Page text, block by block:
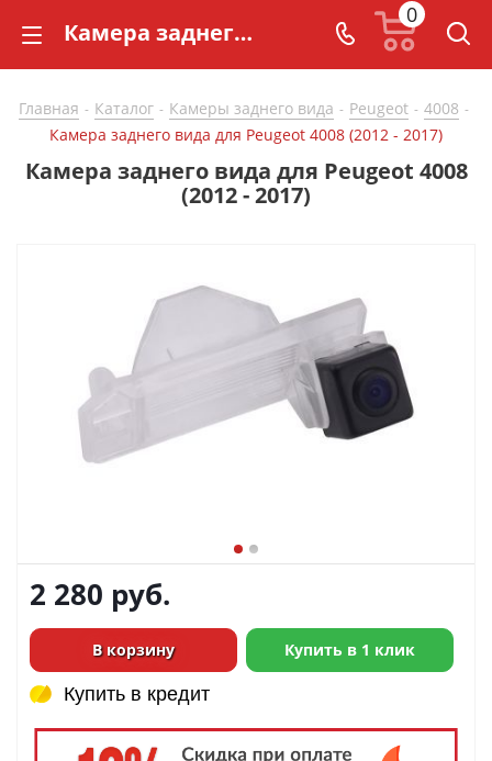
Камера заднего вида для Peugeot 4008 (2012 - 2017) - купить в СarBaza
0
Главная - Каталог - Камеры заднего вида - Peugeot - 4008 -
Камера заднего вида для Peugeot 4008 (2012 - 2017)
Камера заднего вида для Peugeot 4008
(2012 - 2017)
2 280 руб.
В корзину Купить в 1 клик
Купить в кредит
Купить в кредит